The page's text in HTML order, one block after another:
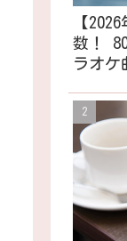
【
数！
ラオケ